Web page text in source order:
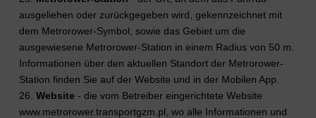
ausgeliehen oder zurückgegeben wird, gekennzeichnet mit
dem Metrorower-Symbol, sowie das Gebiet um die
ausgewiesene Metrorower-Station in einem Radius von 50 m.
Informationen über den aktuellen Standort der Metrorower-
Station finden Sie auf der Website und in der Mobilen App.
26. Website - die vom Betreiber eingerichtete Website
www.metrorower.transportgzm.pl, wo alle Informationen und